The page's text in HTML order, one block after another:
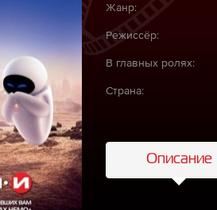
Жанр:
Режиссёр:
В главных ролях:
Страна:
Описание